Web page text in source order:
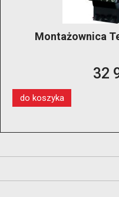
Montażownica
32
do koszyka